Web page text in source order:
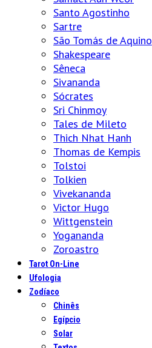
Santo Agostinho
Sartre
São Tomás de Aquino
Shakespeare
Sêneca
Sivananda
Sócrates
Sri Chinmoy
Tales de Mileto
Thich Nhat Hanh
Thomas de Kempis
Tolstoi
Tolkien
Vivekananda
Victor Hugo
Wittgenstein
Yogananda
Zoroastro
Tarot On-Line
Ufologia
Zodíaco
Chinês
Egípcio
Solar